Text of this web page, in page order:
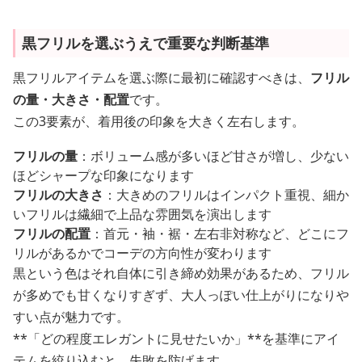
黒フリルを選ぶうえで重要な判断基準
黒フリルアイテムを選ぶ際に最初に確認すべきは、 フリル
の量・大きさ・配置です。
この3要素が、着用後の印象を大きく左右します。
フリルの量 ：ボリューム感が多いほど甘さが増し、少ない
ほどシャープな印象になります
フリルの大きさ ：大きめのフリルはインパクト重視、細か
いフリルは繊細で上品な雰囲気を演出します
フリルの配置 ：首元・袖・裾・左右非対称など、どこにフ
リルがあるかでコーデの方向性が変わります
黒という色はそれ自体に引き締め効果があるため、フリル
が多めでも甘くなりすぎず、大人っぽい仕上がりになりや
すい点が魅力です。
**「どの程度エレガントに見せたいか」**を基準にアイ